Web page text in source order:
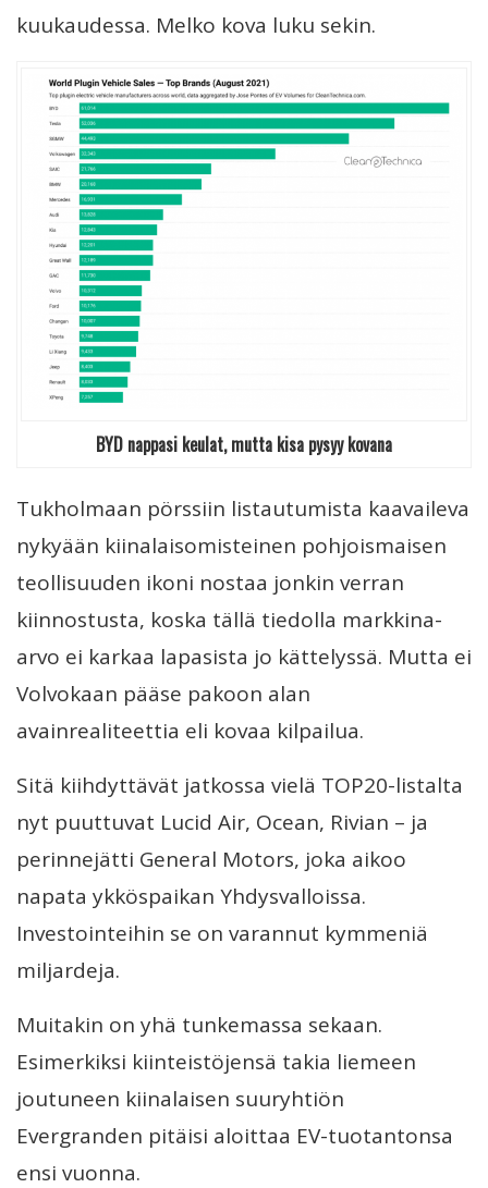
kuukaudessa. Melko kova luku sekin.
BYD nappasi keulat, mutta kisa pysyy kovana
Tukholmaan pörssiin listautumista kaavaileva
nykyään kiinalaisomisteinen pohjoismaisen
teollisuuden ikoni nostaa jonkin verran
kiinnostusta, koska tällä tiedolla markkina-
arvo ei karkaa lapasista jo kättelyssä. Mutta ei
Volvokaan pääse pakoon alan
avainrealiteettia eli kovaa kilpailua.
Sitä kiihdyttävät jatkossa vielä TOP20-listalta
nyt puuttuvat Lucid Air, Ocean, Rivian – ja
perinnejätti General Motors, joka aikoo
napata ykköspaikan Yhdysvalloissa.
Investointeihin se on varannut kymmeniä
miljardeja.
Muitakin on yhä tunkemassa sekaan.
Esimerkiksi kiinteistöjensä takia liemeen
joutuneen kiinalaisen suuryhtiön
Evergranden pitäisi aloittaa EV-tuotantonsa
ensi vuonna.